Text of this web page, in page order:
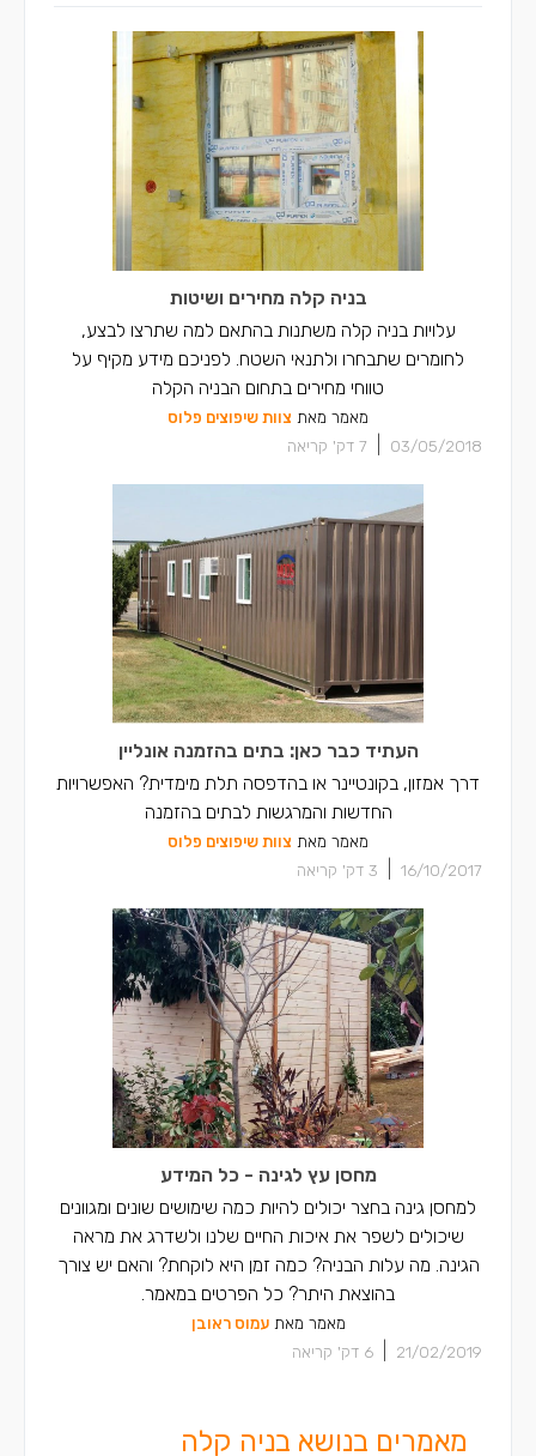
בניה קלה מחירים ושיטות
עלויות בניה קלה משתנות בהתאם למה שתרצו לבצע,
לחומרים שתבחרו ולתנאי השטח. לפניכם מידע מקיף על
טווחי מחירים בתחום הבניה הקלה
מאמר מאת צוות שיפוצים פלוס
03/05/2018
7 דק' קריאה
העתיד כבר כאן: בתים בהזמנה אונליין
דרך אמזון, בקונטיינר או בהדפסה תלת מימדית? האפשרויות
החדשות והמרגשות לבתים בהזמנה
מאמר מאת צוות שיפוצים פלוס
16/10/2017
3 דק' קריאה
מחסן עץ לגינה - כל המידע
למחסן גינה בחצר יכולים להיות כמה שימושים שונים ומגוונים
שיכולים לשפר את איכות החיים שלנו ולשדרג את מראה
הגינה. מה עלות הבניה? כמה זמן היא לוקחת? והאם יש צורך
בהוצאת היתר? כל הפרטים במאמר.
מאמר מאתעמוס ראובן
21/02/2019
6 דק' קריאה
מאמרים בנושא בניה קלה